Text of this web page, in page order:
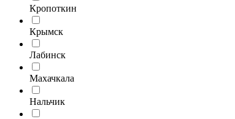
Кропоткин
Крымск
Лабинск
Махачкала
Нальчик